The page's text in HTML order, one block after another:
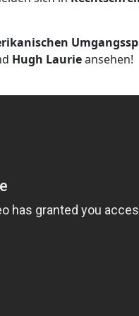
Hugh Laurieansehen!